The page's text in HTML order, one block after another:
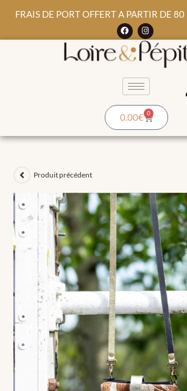
FRAIS DE PORT OFFERT A PARTIR DE
0.00€ 0
Produit précédent